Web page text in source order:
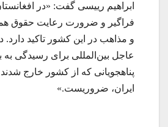
ابراهیم رییسی گفت: «در
فراگیر و ضرورت رعایت حقوق
و مذاهب در این کشور تاکید دارد.
عاجل بین‌المللی برای رسیدگی
پناهجویانی که از کشور خارج
ایران، ضروریست.»